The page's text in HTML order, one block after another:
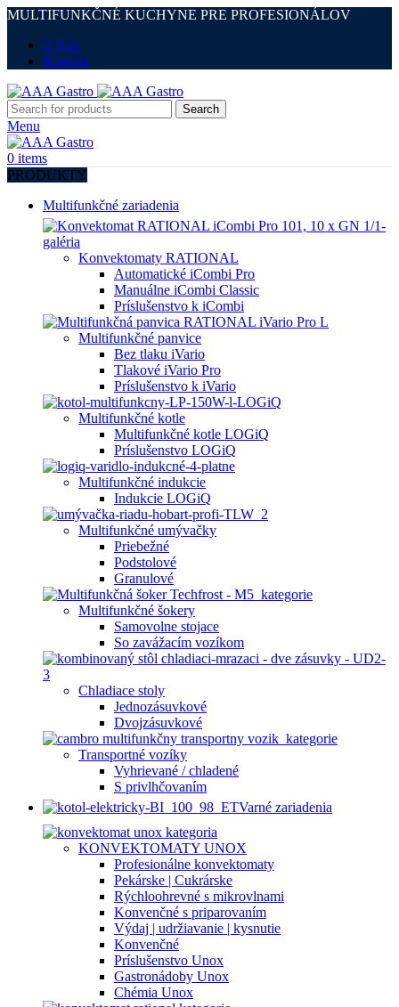
MULTIFUNKČNÉ KUCHYNE PRE PROFESIONÁLOV
O Nás
Kontakt
Search
Menu
0 items
PRODUKTY
Multifunkčné zariadenia
Konvektomaty RATIONAL
Automatické iCombi Pro
Manuálne iCombi Classic
Príslušenstvo k iCombi
Multifunkčné panvice
Bez tlaku iVario
Tlakové iVario Pro
Príslušenstvo k iVario
Multifunkčné kotle
Multifunkčné kotle LOGiQ
Príslušenstvo LOGiQ
Multifunkčné indukcie
Indukcie LOGiQ
Multifunkčné umývačky
Priebežné
Podstolové
Granulové
Multifunkčné šokery
Samovolne stojace
So zavážacím vozíkom
Chladiace stoly
Jednozásuvkové
Dvojzásuvkové
Transportné vozíky
Vyhrievané / chladené
S privlhčovaním
Varné zariadenia
KONVEKTOMATY UNOX
Profesionálne konvektomaty
Pekárske | Cukrárske
Rýchloohrevné s mikrovlnami
Konvenčné s priparovaním
Výdaj | udržiavanie | kysnutie
Konvenčné
Príslušenstvo Unox
Gastronádoby Unox
Chémia Unox